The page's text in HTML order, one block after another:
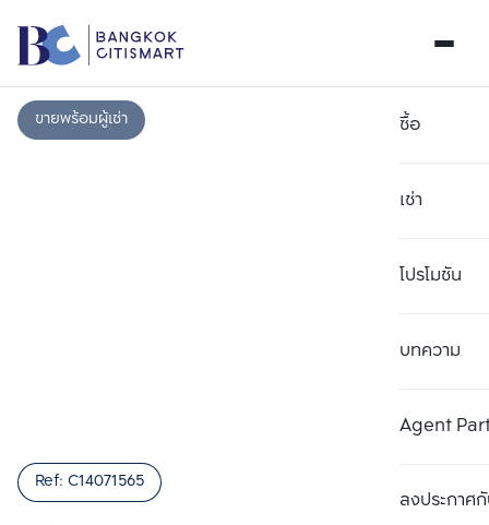
ซื้อ
เช่า
โปรโมชัน
บทความ
Agent
ลงประกาศกั
ขายพร้อมผู้เช่า
Ref: C14071565